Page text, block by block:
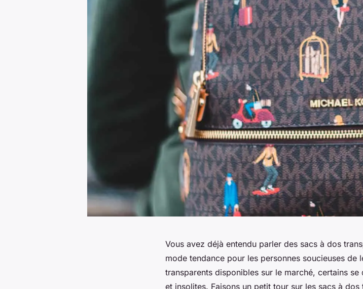
Vous avez déjà entendu parler des sacs à dos
mode tendance pour les personnes soucieuses de
transparents disponibles sur le marché, certains
et insolites. Faisons un petit tour sur les sacs à